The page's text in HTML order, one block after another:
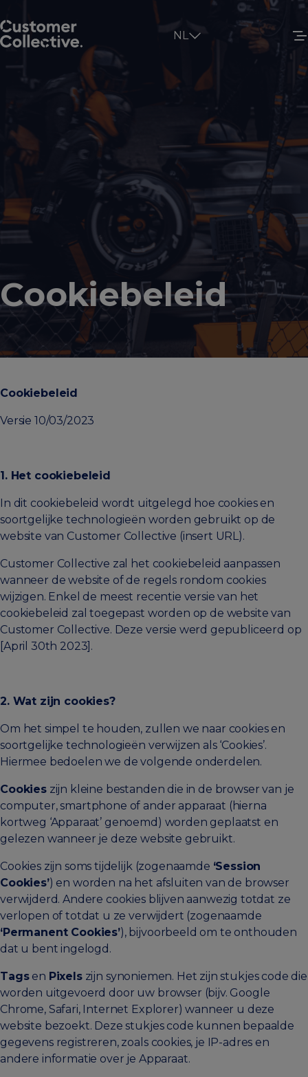
NL
Cookiebeleid
Cookiebeleid
Versie 10/03/2023
1. Het cookiebeleid
In dit cookiebeleid wordt uitgelegd hoe cookies en
soortgelijke technologieën worden gebruikt op de
website van Customer Collective (insert URL).
Customer Collective zal het cookiebeleid aanpassen
wanneer de website of de regels rondom cookies
wijzigen. Enkel de meest recentie versie van het
cookiebeleid zal toegepast worden op de website van
Customer Collective. Deze versie werd gepubliceerd op
[April 30th 2023].
2. Wat zijn cookies?
Om het simpel te houden, zullen we naar cookies en
soortgelijke technologieën verwijzen als ‘Cookies’.
Hiermee bedoelen we de volgende onderdelen.
Cookieszijn kleine bestanden die in de browser van je
computer, smartphone of ander apparaat (hierna
kortweg ‘Apparaat’ genoemd) worden geplaatst en
gelezen wanneer je deze website gebruikt.
Cookies zijn soms tijdelijk (zogenaamde ‘Session
Cookies’) en worden na het afsluiten van de browser
verwijderd. Andere cookies blijven aanwezig totdat ze
verlopen of totdat u ze verwijdert (zogenaamde
‘Permanent Cookies’), bijvoorbeeld om te onthouden
dat u bent ingelogd.
Tagsen Pixelszijn synoniemen. Het zijn stukjes code die
worden uitgevoerd door uw browser (bijv. Google
Chrome, Safari, Internet Explorer) wanneer u deze
website bezoekt. Deze stukjes code kunnen bepaalde
gegevens registreren, zoals cookies, je IP-adres en
andere informatie over je Apparaat.